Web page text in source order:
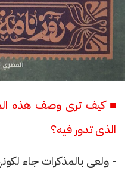
■ كيف ترى وصف هذه
الذى تدور فيه؟
- ولعى بالمذكرات جاء